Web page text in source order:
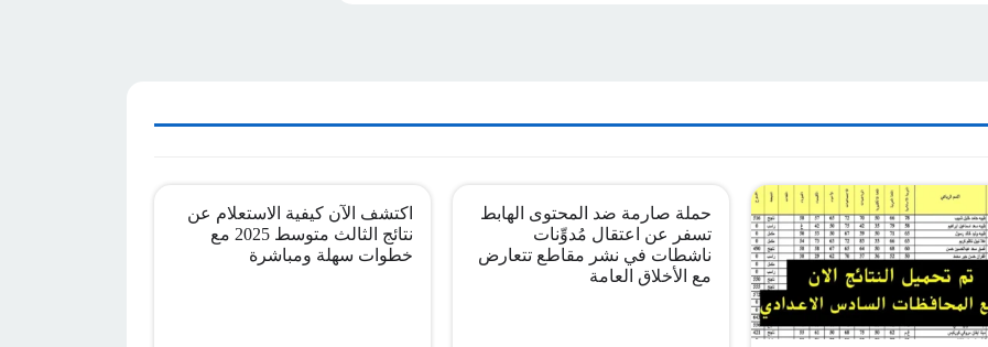
حملة صارمة ضد المحتوى الهابط
تسفر عن اعتقال مُدوِّنات
ناشطات في نشر مقاطع تتعارض
مع الأخلاق العامة
اكتشف الآن كيفية الاستعلام عن
نتائج الثالث متوسط 2025 مع
خطوات سهلة ومباشرة